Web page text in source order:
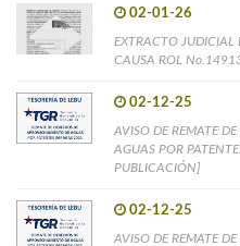
02-01-26
EXTRACTO
CAUSA ROL
02-12-25
AVISO DE REMATE
AGUAS POR
PUBLICACIÓN]
02-12-25
AVISO DE REMATE